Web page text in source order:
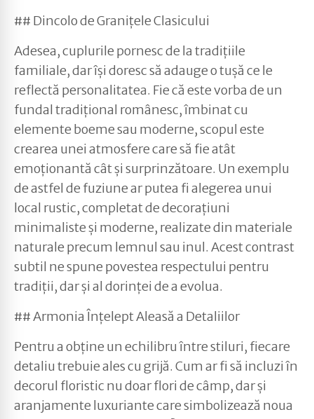
## Dincolo de Granițele Clasicului
Adesea, cuplurile pornesc de la tradițiile
familiale, dar își doresc să adauge o tușă ce le
reflectă personalitatea. Fie că este vorba de un
fundal tradițional românesc, îmbinat cu
elemente boeme sau moderne, scopul este
crearea unei atmosfere care să fie atât
emoționantă cât și surprinzătoare. Un exemplu
de astfel de fuziune ar putea fi alegerea unui
local rustic, completat de decorațiuni
minimaliste și moderne, realizate din materiale
naturale precum lemnul sau inul. Acest contrast
subtil ne spune povestea respectului pentru
tradiții, dar și al dorinței de a evolua.
## Armonia Înțelept Aleasă a Detaliilor
Pentru a obține un echilibru între stiluri, fiecare
detaliu trebuie ales cu grijă. Cum ar fi să incluzi în
decorul floristic nu doar flori de câmp, dar și
aranjamente luxuriante care simbolizează noua